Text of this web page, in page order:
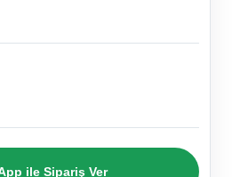
ile Sipariş Ver